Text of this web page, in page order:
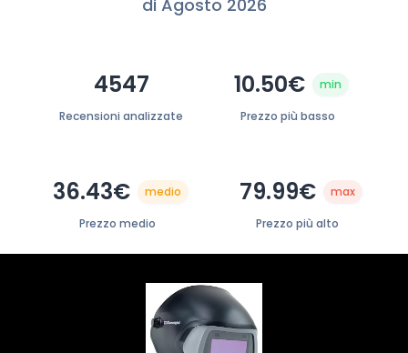
di Agosto 2026
4547
Recensioni analizzate
10.50€ min
Prezzo più basso
36.43€ medio
Prezzo medio
79.99€ max
Prezzo più alto